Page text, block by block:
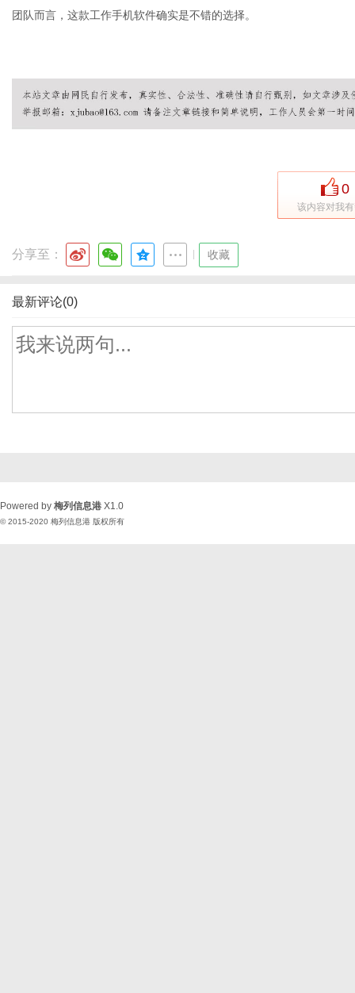
团队而言，这款工作手机软件确实是不错的选择。
0
该内容对我
分享至： 收藏
最新评论(0)
Powered by 梅列信息港 X1.0
© 2015-2020 梅列信息港 版权所有